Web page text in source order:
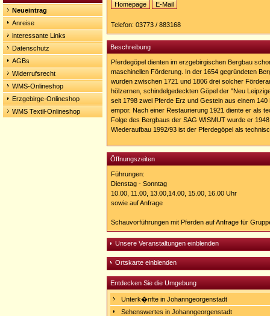
Neueintrag
Anreise
interessante Links
Datenschutz
AGBs
Widerrufsrecht
WMS-Onlineshop
Erzgebirge-Onlineshop
WMS Textil-Onlineshop
Homepage
http://www.pferdegoepel.de
E-Mail
Telefon: 03773 / 883168
Beschreibung
Pferdegöpel dienten im erzgebirgischen Bergbau
maschinellen Förderung. In der 1654 gegründeten
wurden zwischen 1721 und 1806 drei solcher
hölzernen, schindelgedeckten Göpel der "Neu
seit 1798 zwei Pferde Erz und Gestein aus einem
empor. Nach einer Restaurierung 1921 diente er als
Folge des Bergbaus der SAG WISMUT wurde er
Wiederaufbau 1992/93 ist der Pferdegöpel als
Öffnungszeiten
Führungen:
Dienstag - Sonntag
10.00, 11.00, 13.00,14.00, 15.00, 16.00 Uhr
sowie auf Anfrage
Schauvorführungen mit Pferden auf Anfrage für
Unsere Veranstaltungen einblenden
Ortskarte einblenden
Entdecken Sie die Umgebung
Unterk�nfte in Johanngeorgenstadt
Sehenswertes in Johanngeorgenstadt